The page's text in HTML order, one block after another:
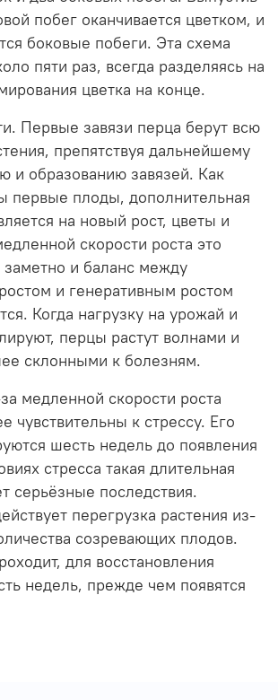
побег оканчивается цветком, и
боковые побеги. Эта схема
пяти раз, всегда разделяясь на
цветка на конце.
Первые завязи перца берут всю
препятствуя дальнейшему
и образованию завязей. Как
первые плоды, дополнительная
на новый рост, цветы и
скорости роста это
и баланс между
и генеративным ростом
Когда нагрузку на урожай и
перцы растут волнами и
склонными к болезням.
медленной скорости роста
чувствительны к стрессу. Его
шесть недель до появления
стресса такая длительная
серьёзные последствия.
перегрузка растения из-
созревающих плодов.
для восстановления
недель, прежде чем появятся